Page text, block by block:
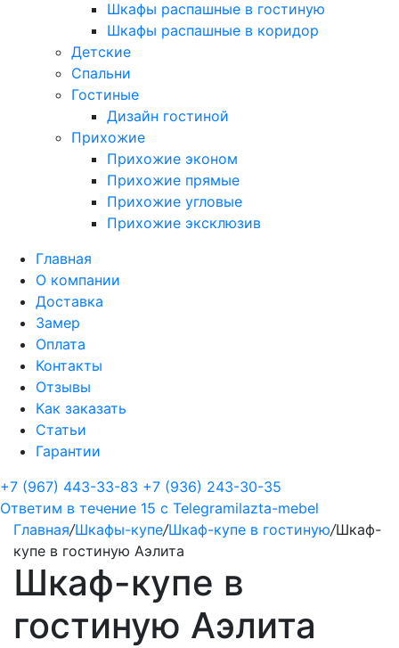
Шкафы распашные в гостиную
Шкафы распашные в коридор
Детские
Спальни
Гостиные
Дизайн гостиной
Прихожие
Прихожие эконом
Прихожие прямые
Прихожие угловые
Прихожие эксклюзив
Главная
О компании
Доставка
Замер
Оплата
Контакты
Отзывы
Как заказать
Статьи
Гарантии
+7 (967) 443-33-83 +7 (936) 243-30-35
Ответим в течение 15 с Telegramilazta-mebel
Главная/Шкафы-купе/Шкаф-купе в гостиную/Шкаф-
купе в гостиную Аэлита
Шкаф-купе в
гостиную Аэлита